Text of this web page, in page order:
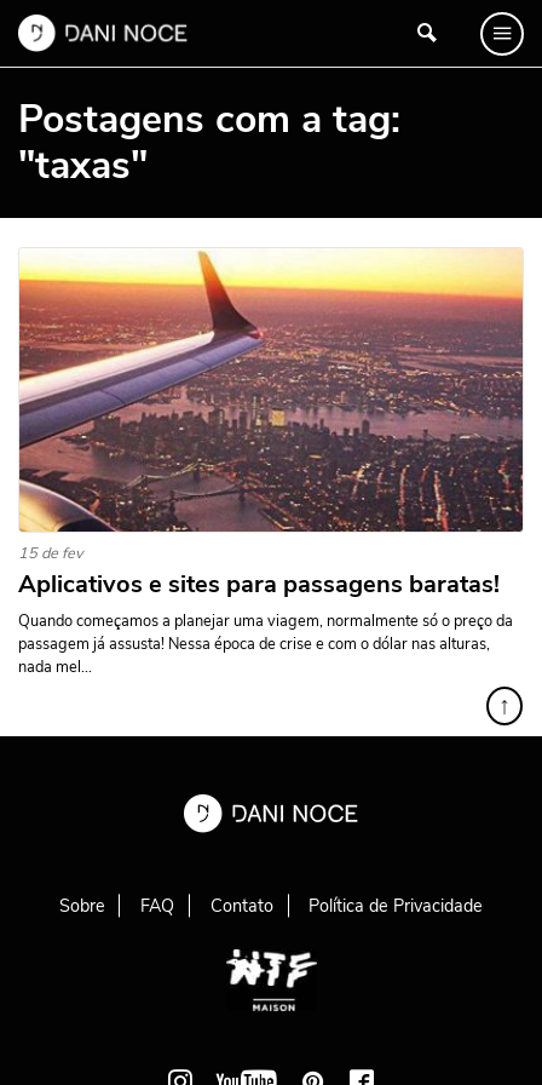
Postagens com a tag:
"taxas"
15 de fev
Aplicativos e sites para passagens baratas!
Quando começamos a planejar uma viagem, normalmente só o preço da
passagem já assusta! Nessa época de crise e com o dólar nas alturas,
nada mel...
↑
Sobre FAQ Contato Política de Privacidade